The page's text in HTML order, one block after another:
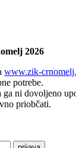
2026
www.zik-
potrebe.
ni dovoljeno
priobčati.